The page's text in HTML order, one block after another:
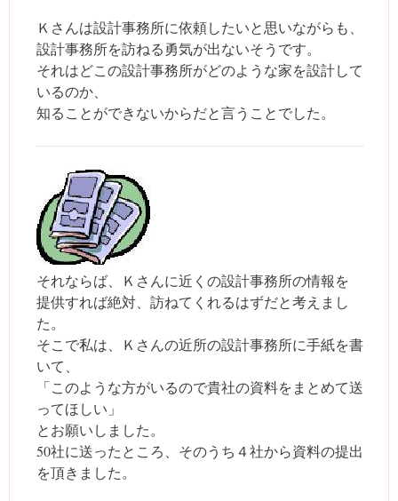
Ｋさんは設計事務所に依頼したいと思いながらも、
設計事務所を訪ねる勇気が出ないそうです。
それはどこの設計事務所がどのような家を設計して
いるのか、
知ることができないからだと言うことでした。
それならば、Ｋさんに近くの設計事務所の情報を
提供すれば絶対、訪ねてくれるはずだと考えまし
た。
そこで私は、Ｋさんの近所の設計事務所に手紙を書
いて、
「このような方がいるので貴社の資料をまとめて送
ってほしい」
とお願いしました。
50社に送ったところ、そのうち４社から資料の提出
を頂きました。